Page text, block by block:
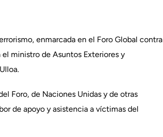
enmarcada en el Foro Global contra
el ministro de Asuntos Exteriores y
Foro, de Naciones Unidas y de otras
de apoyo y asistencia a víctimas del